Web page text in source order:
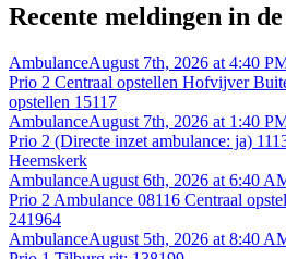
Recente meldingen in
AmbulanceAugust 7th, 2026 at 4:40
Prio 2 Centraal opstellen Hofvijver
opstellen 15117
AmbulanceAugust 7th, 2026 at 1:40
Prio 2 (Directe inzet ambulance: ja)
Heemskerk
AmbulanceAugust 6th, 2026 at 6:40
Prio 2 Ambulance 08116 Centraal
241964
AmbulanceAugust 5th, 2026 at 8:40